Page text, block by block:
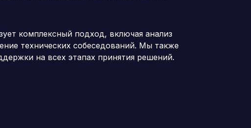
комплексный подход, включая анализ
технических собеседований. Мы также
на всех этапах принятия решений.